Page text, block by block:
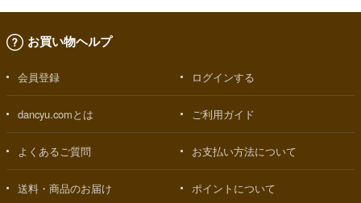
お買い物ヘルプ
会員登録 ログインする
dancyu.comとは ご利用ガイド
よくあるご質問 お支払い方法について
送料・商品のお届け ポイントについて